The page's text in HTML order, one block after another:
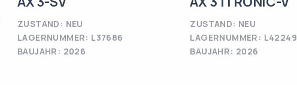
ZUSTAND: NEU
LAGERNUMMER: L37686
BAUJAHR: 2026
ZUSTAND: NEU
LAGERNUMMER: L42249
BAUJAHR: 2026